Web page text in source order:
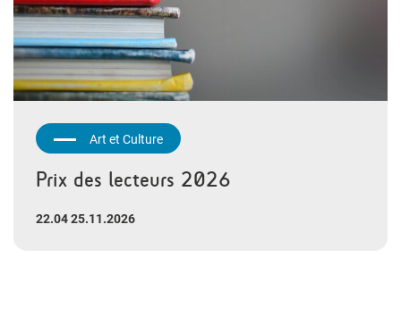
Art et Culture
Prix des lecteurs 2026
22.04 25.11.2026